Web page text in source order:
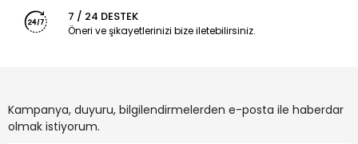
7 / 24 DESTEK
Öneri ve şikayetlerinizi bize iletebilirsiniz.
Kampanya, duyuru, bilgilendirmelerden e-posta ile haberdar
olmak istiyorum.